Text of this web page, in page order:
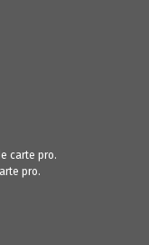
carte pro.
pro.